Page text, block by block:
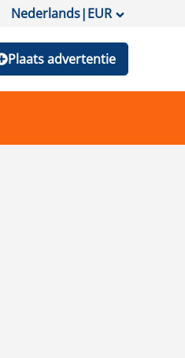
Nederlands|EUR
Plaats advertentie